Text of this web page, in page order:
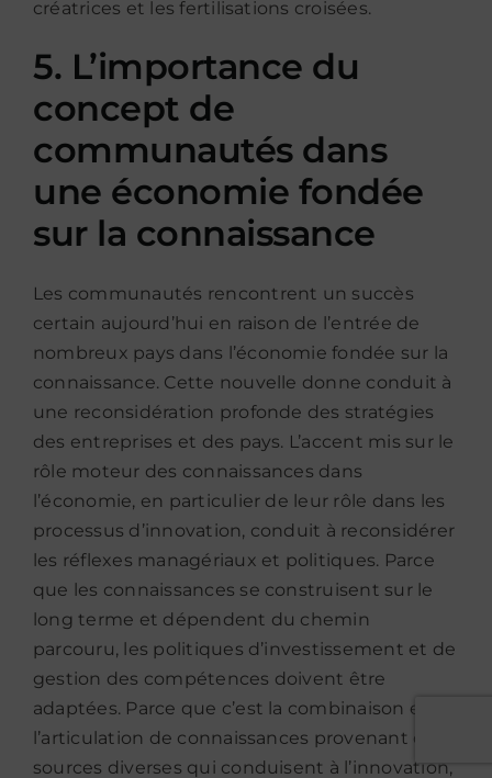
créatrices et les fertilisations croisées.
5. L’importance du
concept de
communautés dans
une économie fondée
sur la connaissance
Les communautés rencontrent un succès
certain aujourd’hui en raison de l’entrée de
nombreux pays dans l’économie fondée sur la
connaissance. Cette nouvelle donne conduit à
une reconsidération profonde des stratégies
des entreprises et des pays. L’accent mis sur le
rôle moteur des connaissances dans
l’économie, en particulier de leur rôle dans les
processus d’innovation, conduit à reconsidérer
les réflexes managériaux et politiques. Parce
que les connaissances se construisent sur le
long terme et dépendent du chemin
parcouru, les politiques d’investissement et de
gestion des compétences doivent être
adaptées. Parce que c’est la combinaison et
l’articulation de connaissances provenant de
sources diverses qui conduisent à l’innovation,